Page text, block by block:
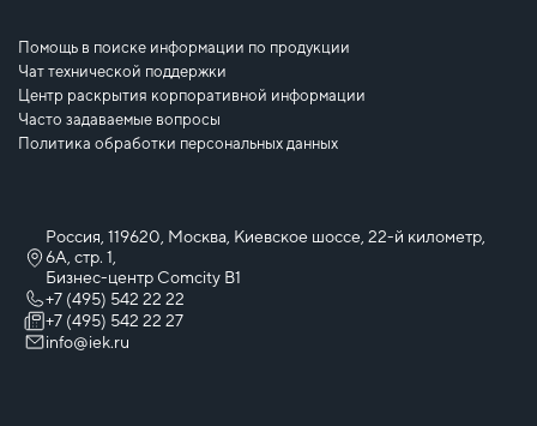
Помощь в поиске информации по продукции
Чат технической поддержки
Центр раскрытия корпоративной информации
Часто задаваемые вопросы
Политика обработки персональных данных
Россия, 119620, Москва, Киевское шоссе, 22-й километр,
6А, стр. 1,
Бизнес-центр Comcity B1
+7 (495) 542 22 22
+7 (495) 542 22 27
info@iek.ru